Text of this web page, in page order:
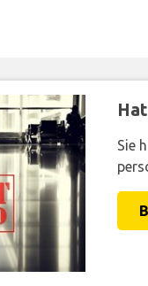
Sie